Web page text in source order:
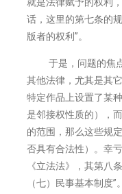
话，这里的第七条的
版者的权利”。
于是，问题的焦点
其他法律，尤其是其
特定作品上设置了某
是邻接权性质的），
的范围，那么这些规
否具有合法性）。幸
《立法法》，其第八
（七）民事基本制度